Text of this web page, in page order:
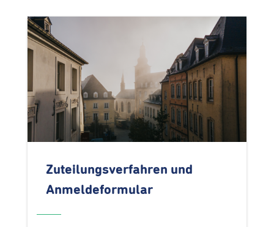
Zuteilungsverfahren und
Anmeldeformular